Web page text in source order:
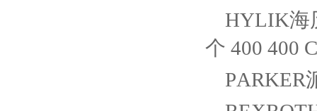
HYLIK海
个 400 400
PARKER